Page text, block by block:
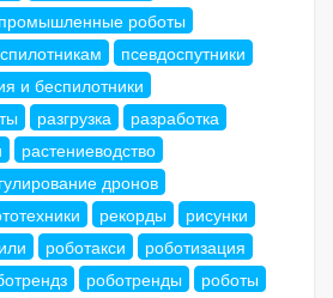
промышленные роботы
псевдоспутники
и беспилотники
разгрузка
разработка
растениеводство
дронов
рекорды
рисунки
роботакси
роботизация
роботренды
роботы